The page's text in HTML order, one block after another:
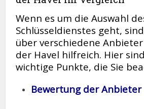
Wenn es um die Auswahl
Schlüsseldienstes geht,
über verschiedene
der Havel hilfreich. Hier
wichtige Punkte, die Sie
Bewertung der Anbieter